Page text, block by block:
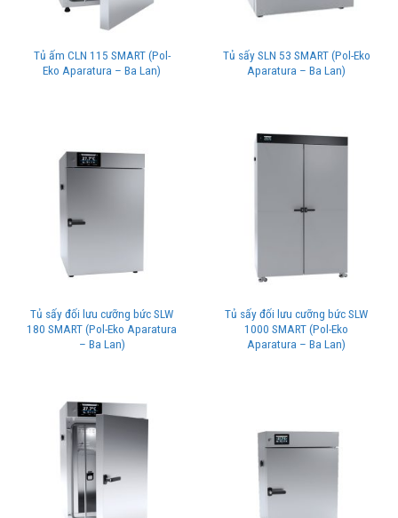
Tủ ấm CLN 115 SMART (Pol-
Eko Aparatura – Ba Lan)
Tủ sấy SLN 53 SMART (Pol-Eko
Aparatura – Ba Lan)
Tủ sấy đối lưu cưỡng bức SLW
180 SMART (Pol-Eko Aparatura
– Ba Lan)
Tủ sấy đối lưu cưỡng bức SLW
1000 SMART (Pol-Eko
Aparatura – Ba Lan)